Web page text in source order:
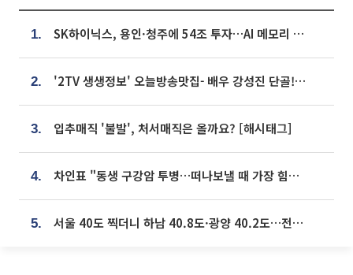
1. SK하이닉스, 용인·청주에 54조 투자…AI 메모리 생산기지 키운다
2. '2TV 생생정보' 오늘방송맛집- 배우 강성진 단골! 쌀국수ㆍ푸팟퐁 커리 맛집 '블○○○'
3. 입추매직 '불발', 처서매직은 올까요? [해시태그]
4. 차인표 "동생 구강암 투병…떠나보낼 때 가장 힘들었다”
5. 서울 40도 찍더니 하남 40.8도·광양 40.2도…전국 '펄펄'